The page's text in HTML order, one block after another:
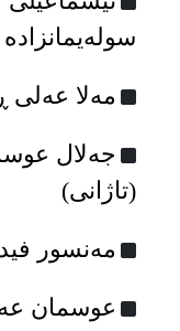
سولەیمانزادە
مه‌لا
جەلال
(تاژانی)
مەنسور
عوسمان